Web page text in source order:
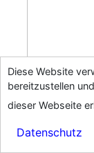
Diese Website
bereitzustellen
dieser Webseite
Datenschutz